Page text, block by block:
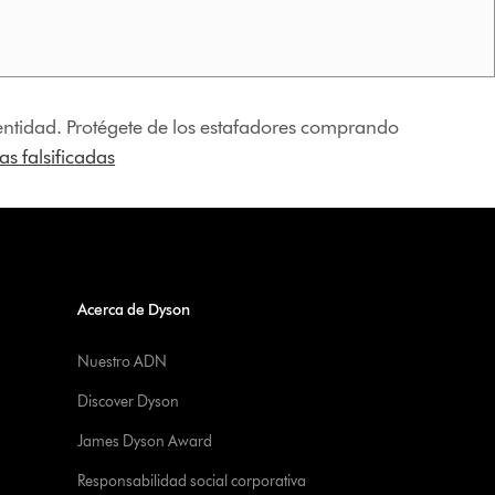
Protégete de los estafadores comprando
falsificadas
Acerca de Dyson
Nuestro ADN
Discover Dyson
James Dyson Award
Responsabilidad social corporativa